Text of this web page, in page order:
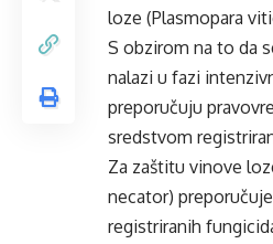
loze (Plasmopara
S obzirom na to da
nalazi u fazi
preporučuju
sredstvom
Za zaštitu vinove
necator)
registriranih